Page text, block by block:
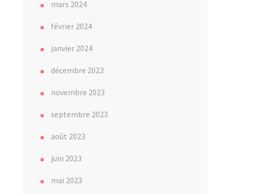
mars 2024
février 2024
janvier 2024
décembre 2023
novembre 2023
septembre 2023
août 2023
juin 2023
mai 2023